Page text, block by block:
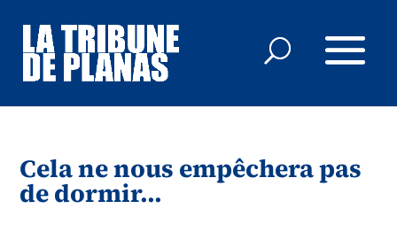
Cela ne nous empêchera pas
de dormir…